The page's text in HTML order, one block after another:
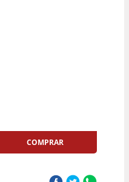
COMPRAR